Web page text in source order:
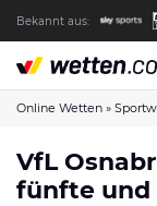
Bekannt aus:
Die wetten.com
So bewerten wir
wetten.com auf
wetten.com auf
Online Wetten »
VfL
fünfte und